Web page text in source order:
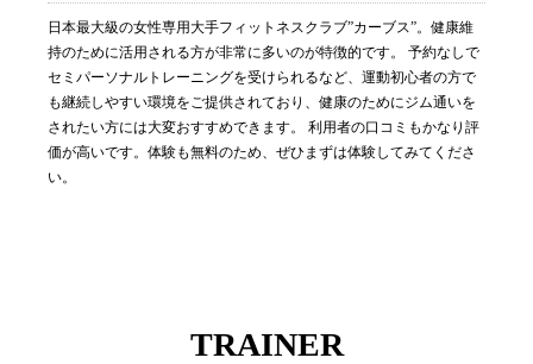
日本最大級の女性専用大手フィットネスクラブ”カーブス”。健康維
持のために活用される方が非常に多いのが特徴的です。 予約なしで
セミパーソナルトレーニングを受けられるなど、運動初心者の方で
も継続しやすい環境をご提供されており、健康のためにジム通いを
されたい方には大変おすすめできます。 利用者の口コミもかなり評
価が高いです。体験も無料のため、ぜひまずは体験してみてくださ
い。
TRAINER